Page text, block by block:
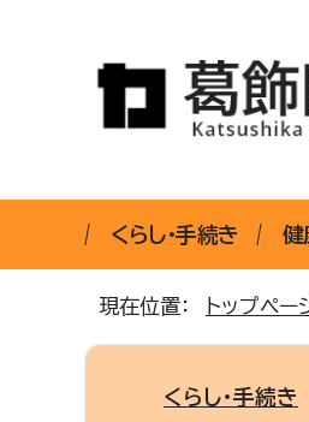
くらし・手続き 健
現在位置： トップペー
くらし・手続き